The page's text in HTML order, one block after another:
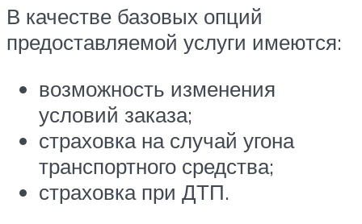
В качестве базовых опций
предоставляемой услуги имеются:
возможность изменения
условий заказа;
страховка на случай угона
транспортного средства;
страховка при ДТП.